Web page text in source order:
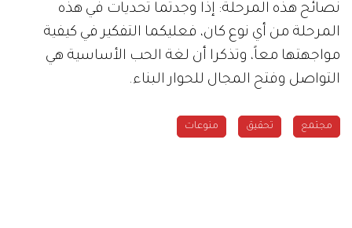
نصائح هذه المرحلة: إذا وجدتما تحديات في هذه
المرحلة من أي نوع كان، فعليكما التفكير في كيفية
مواجهتها معاً، وتذكرا أن لغة الحب الأساسية هي
التواصل وفتح المجال للحوار البناء.
مجتمع تحقيق منوعات